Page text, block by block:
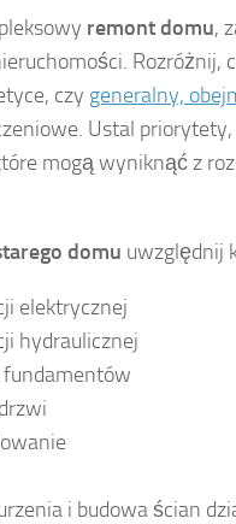
remont domu,
Rozróżnij,
czy generalny,
Ustal
mogą wyniknąć z
domu uwzględnij
elektrycznej
hydraulicznej
fundamentów
i budowa ścian